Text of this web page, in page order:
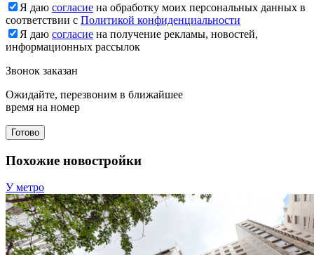
Я даю согласие на обработку моих персональных данных в
соответствии с Политикой конфиденциальности
Я даю согласие на получение рекламы, новостей,
информационных рассылок
Звонок заказан
Ожидайте, перезвоним в ближайшее
время на номер
Готово
Похожие новостройки
У метро